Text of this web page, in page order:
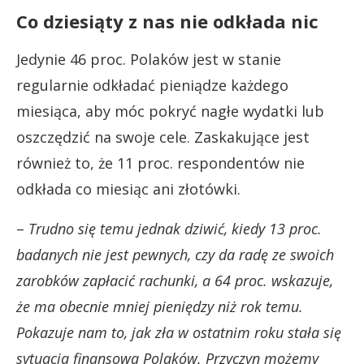
Co dziesiąty z nas nie odkłada nic
Jedynie 46 proc. Polaków jest w stanie
regularnie odkładać pieniądze każdego
miesiąca, aby móc pokryć nagłe wydatki lub
oszczędzić na swoje cele. Zaskakujące jest
również to, że 11 proc. respondentów nie
odkłada co miesiąc ani złotówki.
– Trudno się temu jednak dziwić, kiedy 13 proc.
badanych nie jest pewnych, czy da radę ze swoich
zarobków zapłacić rachunki, a 64 proc. wskazuje,
że ma obecnie mniej pieniędzy niż rok temu.
Pokazuje nam to, jak zła w ostatnim roku stała się
sytuacja finansowa Polaków. Przyczyn możemy